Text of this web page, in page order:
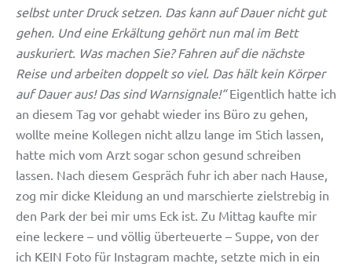
selbst unter Druck setzen. Das kann auf Dauer nicht gut
gehen. Und eine Erkältung gehört nun mal im Bett
auskuriert. Was machen Sie? Fahren auf die nächste
Reise und arbeiten doppelt so viel. Das hält kein Körper
auf Dauer aus! Das sind Warnsignale!“Eigentlich hatte ich
an diesem Tag vor gehabt wieder ins Büro zu gehen,
wollte meine Kollegen nicht allzu lange im Stich lassen,
hatte mich vom Arzt sogar schon gesund schreiben
lassen. Nach diesem Gespräch fuhr ich aber nach Hause,
zog mir dicke Kleidung an und marschierte zielstrebig in
den Park der bei mir ums Eck ist. Zu Mittag kaufte mir
eine leckere – und völlig überteuerte – Suppe, von der
ich KEIN Foto für Instagram machte, setzte mich in ein